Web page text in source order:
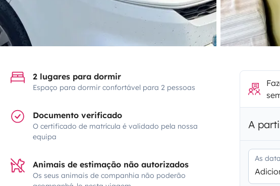
2 lugares para dormir
Espaço para dormir confortável para 2 pessoas
Documento verificado
O certificado de matrícula é validado pela nossa
equipa
Animais de estimação não autorizados
Os seus animais de companhia não poderão
A
As